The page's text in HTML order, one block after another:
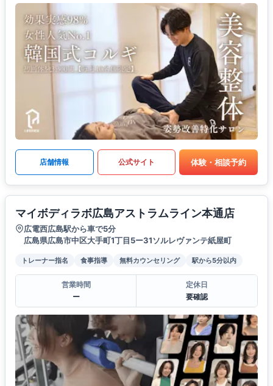
店舗情報 公式サイト 体験・相談予約
マイボディラボ広島アストラムライン本通店
広電西広島駅から車で5分
広島県広島市中区大手町1丁目5ー31ソルレヴァンテ紙屋町
トレーナー指名 食事指導 無料カウンセリング 駅から5分以内
営業時間
ー
定休日
要確認